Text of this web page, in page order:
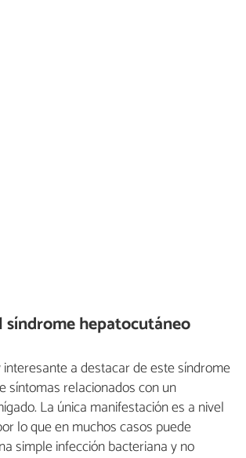
síndrome hepatocutáneo
a destacar de este síndrome
síntomas relacionados con un
La única manifestación es a nivel
lo que en muchos casos puede
simple infección bacteriana y no